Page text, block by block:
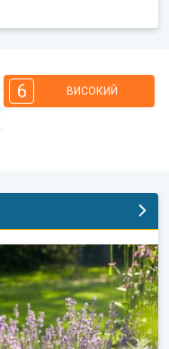
6 ВИСОКИЙ
поради. . .